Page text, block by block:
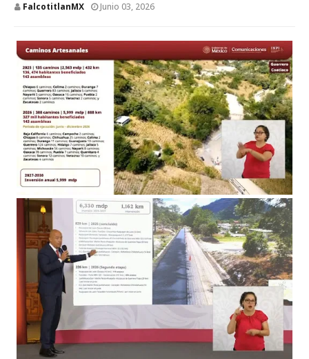
FalcotitlanMX Junio 03, 2026